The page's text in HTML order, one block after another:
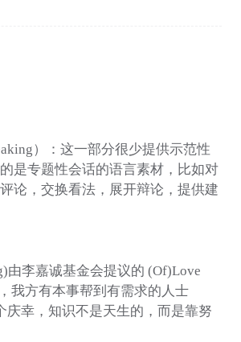
）：这一部分很少提供示范性
是专题性会话的语言素材，比如对
论，交换看法，展开辩论，提供建
由李嘉诚基金会提议的 (Of)Love
我方有本事帮到有需求的人士
庆幸，知识不是天生的，而是靠努